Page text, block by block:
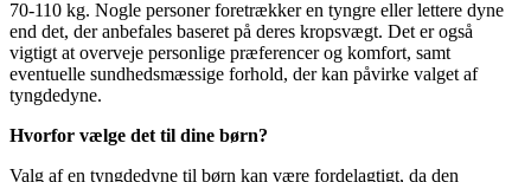
70-110 kg. Nogle personer foretrækker en tyngre eller lettere dyne
end det, der anbefales baseret på deres kropsvægt. Det er også
vigtigt at overveje personlige præferencer og komfort, samt
eventuelle sundhedsmæssige forhold, der kan påvirke valget af
tyngdedyne.
Hvorfor vælge det til dine børn?
Valg af en tyngdedyne til børn kan være fordelagtigt, da den